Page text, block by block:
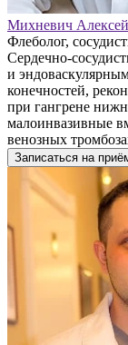
Михневич
Флеболог,
Сердечно-
и
конечностей,
при гангрене
малоинвазивные
венозных
Записаться на